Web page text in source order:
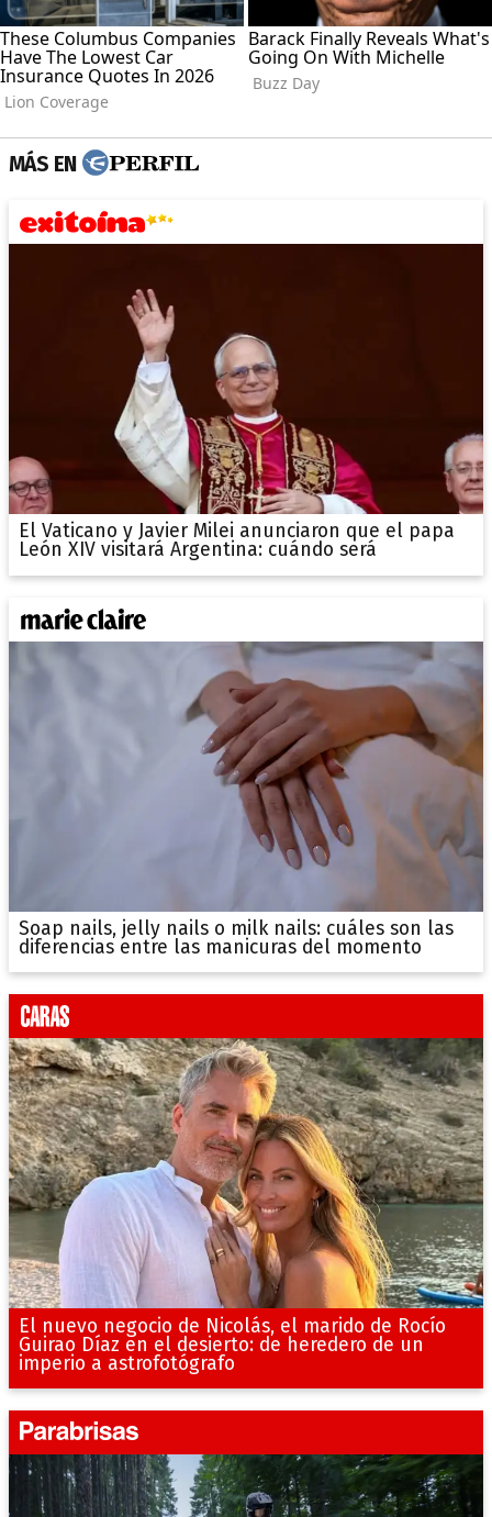
MÁS EN
El Vaticano y Javier Milei anunciaron que el papa
León XIV visitará Argentina: cuándo será
Soap nails, jelly nails o milk nails: cuáles son las
diferencias entre las manicuras del momento
El nuevo negocio de Nicolás, el marido de Rocío
Guirao Díaz en el desierto: de heredero de un
imperio a astrofotógrafo